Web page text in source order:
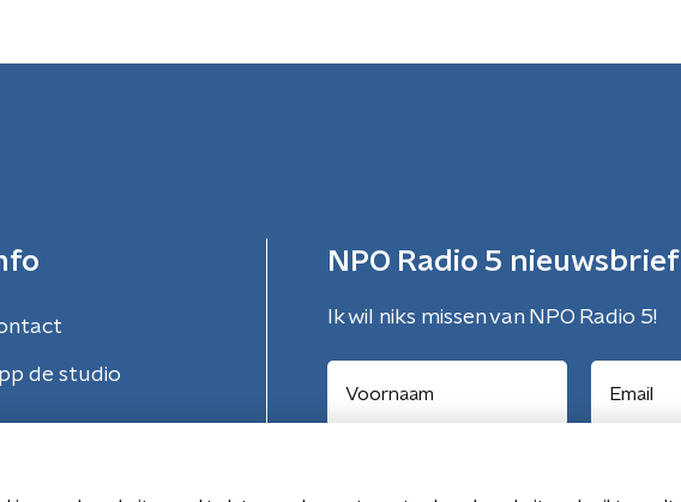
de studio
NPO Radio 5 nieuwsbrief
Ik wil niks missen van NPO Radio 5!